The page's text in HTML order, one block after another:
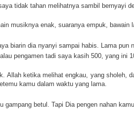
tidak tahan melihatnya sambil bernyayi
musiknya enak, suaranya empuk, bawain
biarin dia nyanyi sampai habis. Lama pun
pengamen tadi saya kasih 500, yang ini
Allah ketika melihat engkau, yang sholeh,
kamu dalam waktu yang lama.
gampang betul. Tapi Dia pengen nahan